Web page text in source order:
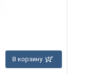
В корзину